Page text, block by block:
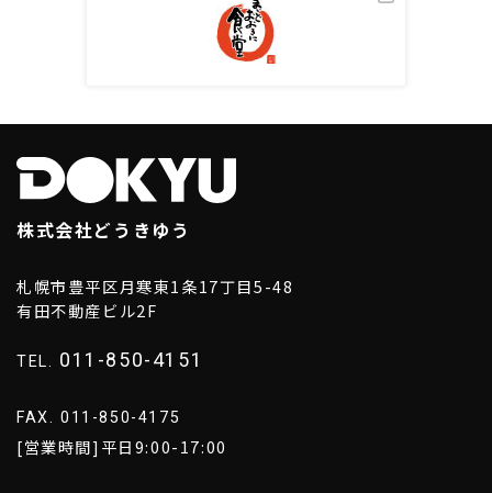
株式会社どうきゆう
札幌市豊平区月寒東1条17丁目5-48
有田不動産ビル2F
TEL. 011-850-4151
FAX. 011-850-4175
[営業時間]平日9:00-17:00